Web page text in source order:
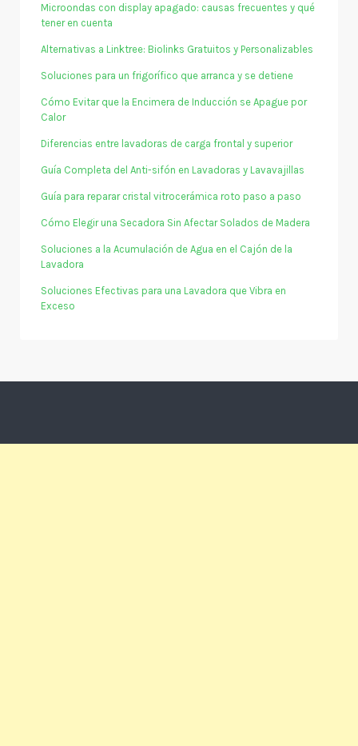
Microondas con display apagado: causas frecuentes y qué
tener en cuenta
Alternativas a Linktree: Biolinks Gratuitos y Personalizables
Soluciones para un frigorífico que arranca y se detiene
Cómo Evitar que la Encimera de Inducción se Apague por
Calor
Diferencias entre lavadoras de carga frontal y superior
Guía Completa del Anti-sifón en Lavadoras y Lavavajillas
Guía para reparar cristal vitrocerámica roto paso a paso
Cómo Elegir una Secadora Sin Afectar Solados de Madera
Soluciones a la Acumulación de Agua en el Cajón de la
Lavadora
Soluciones Efectivas para una Lavadora que Vibra en
Exceso